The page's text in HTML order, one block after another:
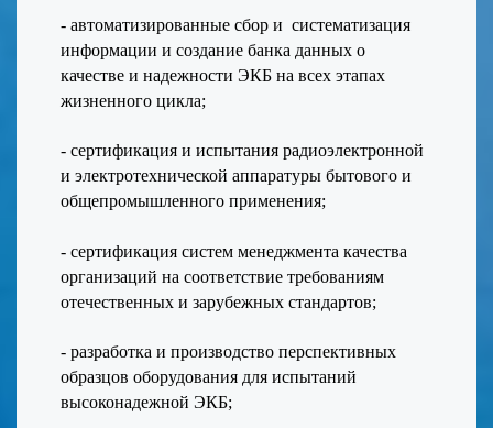
- автоматизированные сбор и систематизация
информации и создание банка данных о
качестве и надежности ЭКБ на всех этапах
жизненного цикла;
- сертификация и испытания радиоэлектронной
и электротехнической аппаратуры бытового и
общепромышленного применения;
- cертификация систем менеджмента качества
организаций на соответствие требованиям
отечественных и зарубежных стандартов;
- разработка и производство перспективных
образцов оборудования для испытаний
высоконадежной ЭКБ;